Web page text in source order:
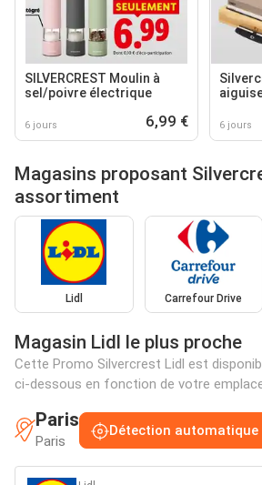
SILVERCREST Moulin à
sel/poivre électrique
6 jours 6,99 € 6 jours
Magasins proposant
assortiment
Lidl Carrefour Drive
Magasin Lidl le plus proche
Cette Promo Silvercrest Lidl est
ci-dessous en fonction de votre
Paris
Paris
Détection automatique